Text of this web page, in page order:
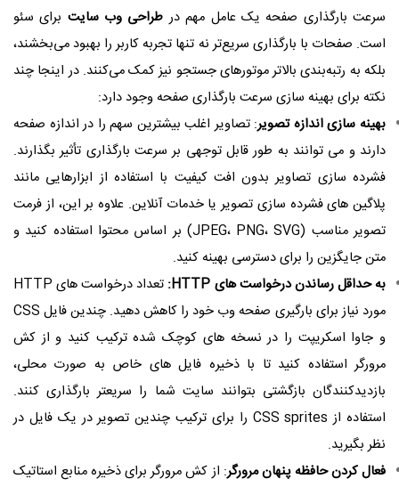
سرعت بارگذاری صفحه یک عامل مهم در طراحی وب سایت برای سئو
است. صفحات با بارگذاری سریع‌تر نه تنها تجربه کاربر را بهبود می‌بخشند،
بلکه به رتبه‌بندی بالاتر موتورهای جستجو نیز کمک می‌کنند. در اینجا چند
نکته برای بهینه سازی سرعت بارگذاری صفحه وجود دارد:
بهینه سازی اندازه تصویر: تصاویر اغلب بیشترین سهم را در اندازه صفحه
دارند و می توانند به طور قابل توجهی بر سرعت بارگذاری تأثیر بگذارند.
فشرده سازی تصاویر بدون افت کیفیت با استفاده از ابزارهایی مانند
پلاگین های فشرده سازی تصویر یا خدمات آنلاین. علاوه بر این، از فرمت
تصویر مناسب (JPEG، PNG، SVG) بر اساس محتوا استفاده کنید و
متن جایگزین را برای دسترسی بهینه کنید.
به حداقل رساندن درخواست های HTTP:
تعداد درخواست های HTTP
مورد نیاز برای بارگیری صفحه وب خود را کاهش دهید. چندین فایل CSS
و جاوا اسکریپت را در نسخه های کوچک شده ترکیب کنید و از کش
مرورگر استفاده کنید تا با ذخیره فایل های خاص به صورت محلی،
بازدیدکنندگان بازگشتی بتوانند سایت شما را سریعتر بارگذاری کنند.
استفاده از CSS sprites را برای ترکیب چندین تصویر در یک فایل در
نظر بگیرید.
فعال کردن حافظه پنهان مرورگر: از کش مرورگر برای ذخیره منابع استاتیک